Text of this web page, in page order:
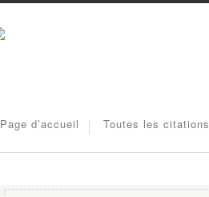
Page d’accueil Toutes les citations